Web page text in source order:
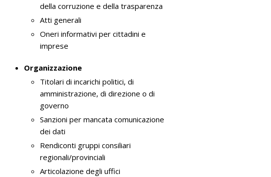
della corruzione e della trasparenza
Atti generali
Oneri informativi per cittadini e
imprese
Organizzazione
Titolari di incarichi politici, di
amministrazione, di direzione o di
governo
Sanzioni per mancata comunicazione
dei dati
Rendiconti gruppi consiliari
regionali/provinciali
Articolazione degli uffici